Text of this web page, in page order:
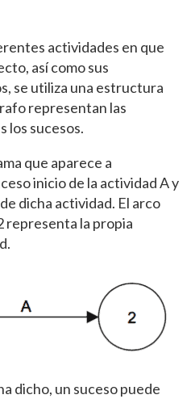
actividades en que
así como sus
se utiliza una estructura
representan las
los sucesos.
que aparece a
inicio de la actividad A y
dicha actividad. El arco
representa la propia
dicho, un suceso puede